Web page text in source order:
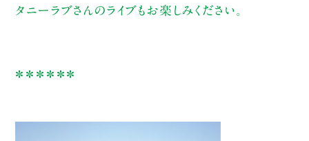
タニーラブさんのライブもお楽しみください。
＊＊＊＊＊＊